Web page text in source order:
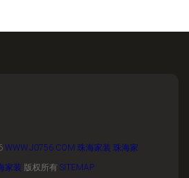
WWW.J0756.COM 珠海家装 珠海家
家装 版权所有 SITEMAP